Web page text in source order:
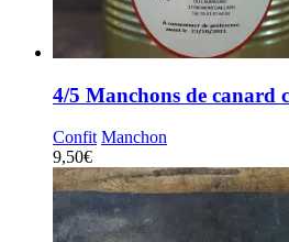
4/5 Manchons de canard
Confit Manchon
9,50€